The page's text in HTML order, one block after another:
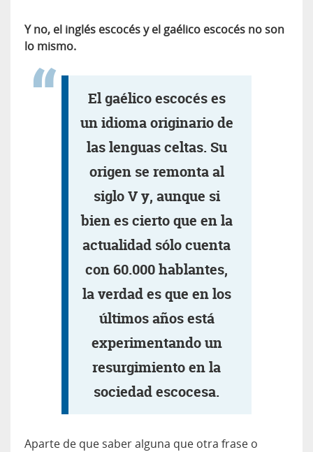
Y no, el inglés escocés y el gaélico escocés no son
lo mismo.
El gaélico escocés es
un idioma originario de
las lenguas celtas. Su
origen se remonta al
siglo V y, aunque si
bien es cierto que en la
actualidad sólo cuenta
con 60.000 hablantes,
la verdad es que en los
últimos años está
experimentando un
resurgimiento en la
sociedad escocesa.
Aparte de que saber alguna que otra frase o